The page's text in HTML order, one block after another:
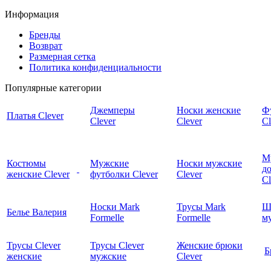
Информация
Бренды
Возврат
Размерная сетка
Политика конфиденциальности
Популярные категории
Платья Clever
Джемперы
Clever
Носки женские
Clever
Костюмы
женские Clever
Мужские
футболки Clever
Носки мужские
Clever
Белье Валерия
Носки Mark
Formelle
Трусы Mark
Formelle
Трусы Clever
женские
Трусы Clever
мужские
Женские брюки
Clever